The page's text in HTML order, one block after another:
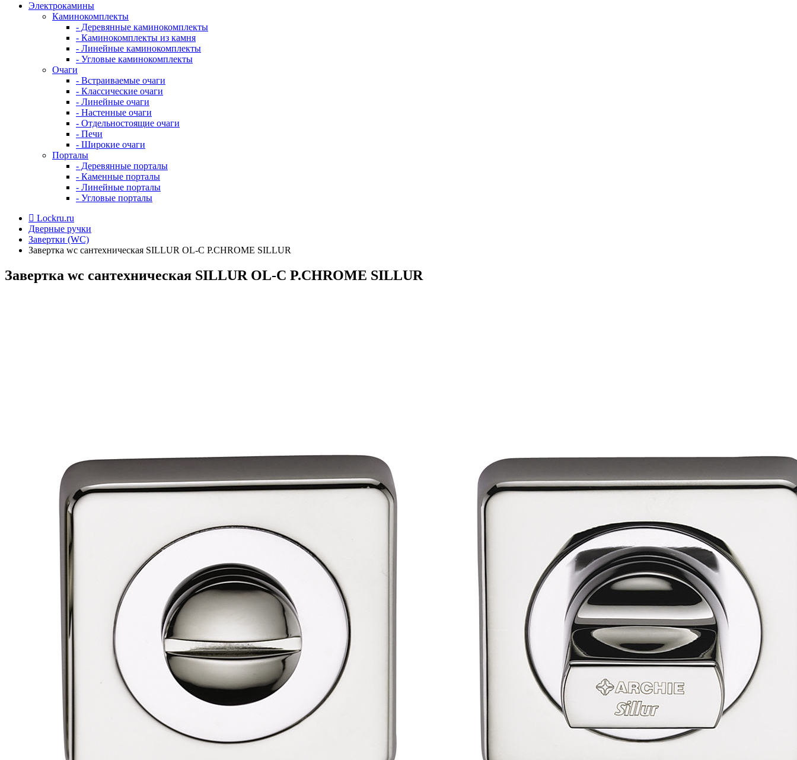
Электрокамины
Каминокомплекты
- Деревянные каминокомплекты
- Каминокомплекты из камня
- Линейные каминокомплекты
- Угловые каминокомплекты
Очаги
- Встраиваемые очаги
- Классические очаги
- Линейные очаги
- Настенные очаги
- Отдельностоящие очаги
- Печи
- Широкие очаги
Порталы
- Деревянные порталы
- Каменные порталы
- Линейные порталы
- Угловые порталы
Lockru.ru
Дверные ручки
Завертки (WC)
Завертка wc сантехническая SILLUR OL-C P.CHROME SILLUR
Завертка wc сантехническая SILLUR OL-C P.CHROME SILLUR